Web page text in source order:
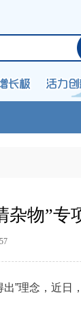
杂物”专
57
”理念，近日